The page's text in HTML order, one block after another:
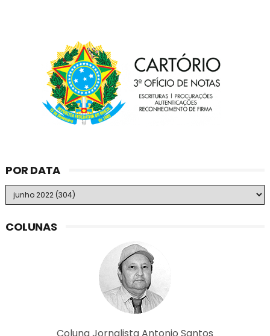
POR DATA
COLUNAS